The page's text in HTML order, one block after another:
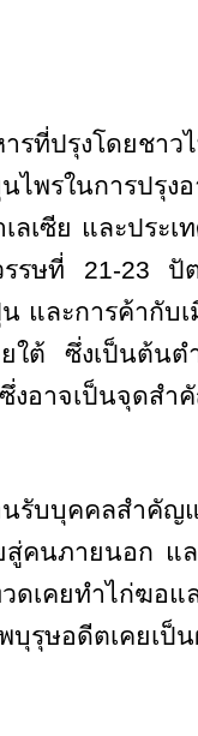
ที่ปรุงโดยชาว
พรในการปรุง
เซีย และประเ
รษที่ 21-23 ปั
และการค้ากับเ
ใต้ ซึ่งเป็นต้นต
อาจเป็นจุดสำ
นรับบุคคลสำคั
สู่คนภายนอก แ
เคยทำไก่ฆอแ
บุรุษอดีตเคยเป็